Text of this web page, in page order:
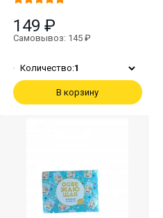
149 ₽
Самовывоз: 145 ₽
Количество:1
В корзину